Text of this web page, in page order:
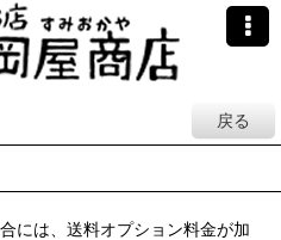
戻る
には、送料オプション料金が加